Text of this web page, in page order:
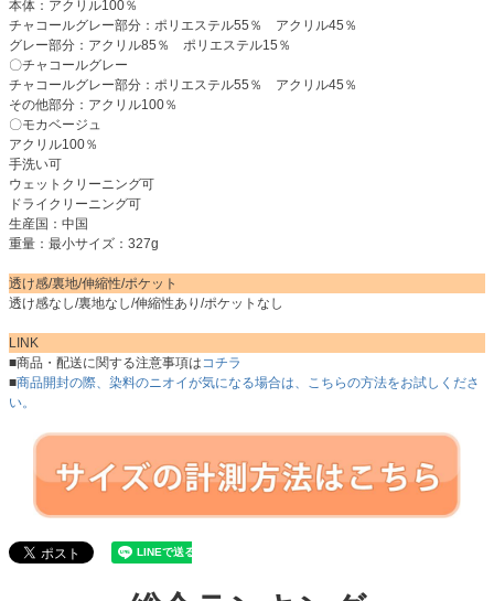
本体：アクリル100％
チャコールグレー部分：ポリエステル55％ アクリル45％
グレー部分：アクリル85％ ポリエステル15％
〇チャコールグレー
チャコールグレー部分：ポリエステル55％ アクリル45％
その他部分：アクリル100％
〇モカベージュ
アクリル100％
手洗い可
ウェットクリーニング可
ドライクリーニング可
生産国：中国
重量：最小サイズ：327g
透け感/裏地/伸縮性/ポケット
透け感なし/裏地なし/伸縮性あり/ポケットなし
LINK
■商品・配送に関する注意事項はコチラ
■商品開封の際、染料のニオイが気になる場合は、こちらの方法をお試しくださ
い。